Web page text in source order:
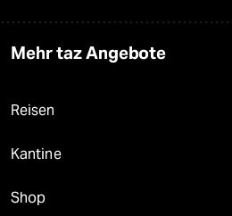
Mehr taz Angebote
Reisen
Kantine
Shop